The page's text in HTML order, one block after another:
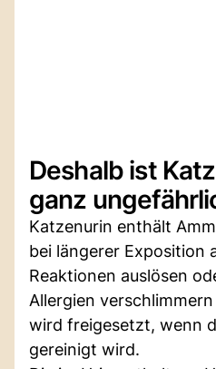
Deshalb ist
ganz
Katzenurin enthält
bei längerer Exposition
Reaktionen auslösen
Allergien
wird freigesetzt, wenn
gereinigt wird.